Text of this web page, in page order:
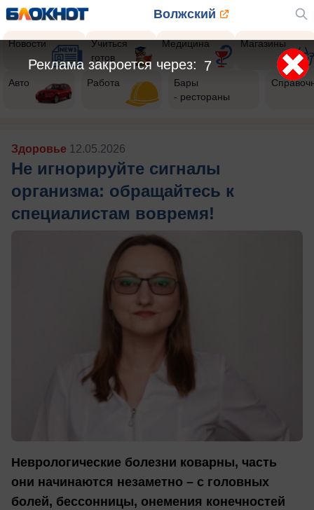
Волжский
Новости
Учиться
готов
Медицина Магазины
Авто Работа
Бары
- рестораны
Здоровье 12.05.2026
Не игнорируйте сигналы
организма: обращайтесь к
специалистам вовремя!
Неврологические болезни коварны, часть
они начинаются незаметно – с головных
болей, бессонницы, онемения конечностей
5
Реклама закроется через: